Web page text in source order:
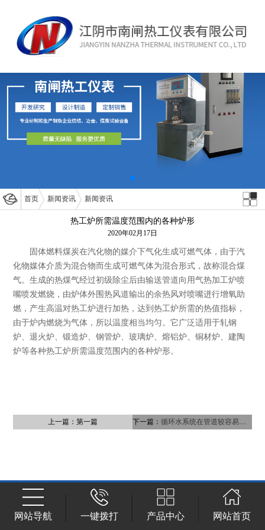
首页 新闻资讯 新闻资讯
热工炉所需温度范围内的各种炉形
2020年02月17日
固体燃料煤炭在汽化物的媒介下气化生成可燃气体，由于汽
化物媒体介质为混合物而生成可燃气体为混合形式，故称混合煤
气。生成的热煤气经过初级除尘后由输送管道向用气热加工炉喷
嘴喷发燃烧，由炉体外围热风道输出的余热风对喷嘴进行增氧助
燃，产生高温对热工炉进行加热，达到热工炉所需的热值指标，
由于炉内燃烧为气体，所以温度相当均匀。它广泛适用于轧钢
炉、退火炉、锻造炉、钢管炉、玻璃炉、熔铝炉、铜材炉、建陶
炉等各种热工炉所需温度范围内的各种炉形。
上一篇：第一篇 下一篇： 循环水系统在管道较容易堵的部位
网站导航 一键拨打 产品中心 网站首页